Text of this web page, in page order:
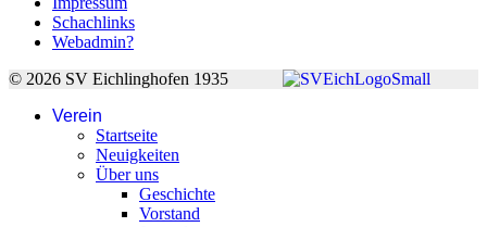
Schachlinks
Webadmin?
© 2026 SV Eichlinghofen 1935
Verein
Startseite
Neuigkeiten
Über uns
Geschichte
Vorstand